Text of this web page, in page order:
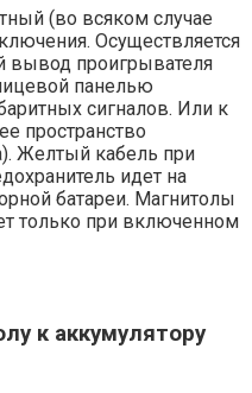
(во всяком случае
Осуществляется
вывод проигрывателя
панелью
сигналов. Или к
пространство
Желтый кабель при
идет на
батареи. Магнитолы
только при включенном
к аккумулятору